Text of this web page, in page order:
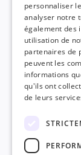
Ce sont
service.
un prix
nouveau
les
nos
une
c'est
que
personnaliser
analyser notre
également des
utilisation de
partenaires de
peuvent les
informations
qu'ils ont
de leurs